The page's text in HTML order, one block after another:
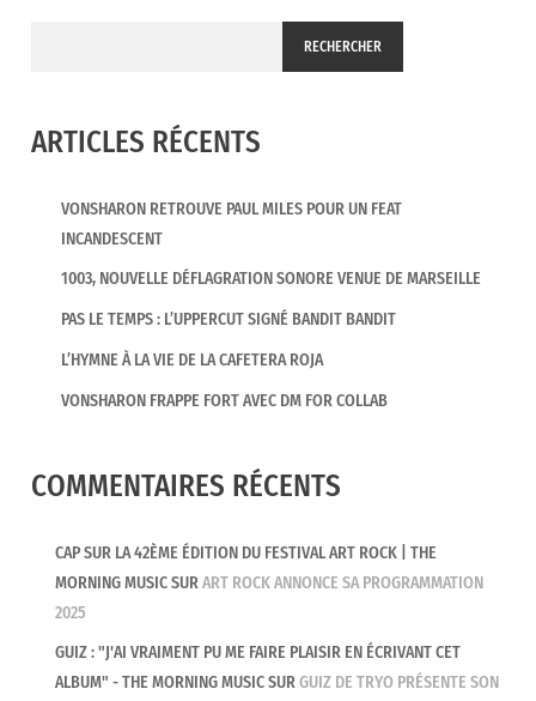
RECHERCHER
ARTICLES RÉCENTS
VONSHARON RETROUVE PAUL MILES POUR UN FEAT
INCANDESCENT
1003, NOUVELLE DÉFLAGRATION SONORE VENUE DE MARSEILLE
PAS LE TEMPS : L’UPPERCUT SIGNÉ BANDIT BANDIT
L’HYMNE À LA VIE DE LA CAFETERA ROJA
VONSHARON FRAPPE FORT AVEC DM FOR COLLAB
COMMENTAIRES RÉCENTS
CAP SUR LA 42ÈME ÉDITION DU FESTIVAL ART ROCK | THE
MORNING MUSICSURART ROCK ANNONCE SA PROGRAMMATION
2025
GUIZ : "J'AI VRAIMENT PU ME FAIRE PLAISIR EN ÉCRIVANT CET
ALBUM" - THE MORNING MUSICSURGUIZ DE TRYO PRÉSENTE SON